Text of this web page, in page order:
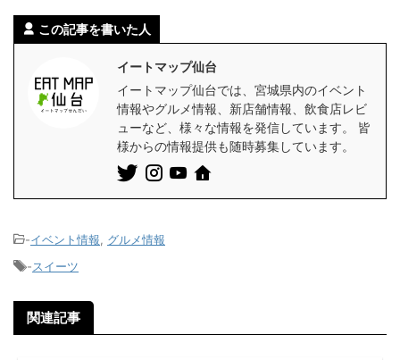
この記事を書いた人
イートマップ仙台
イートマップ仙台では、宮城県内のイベント
情報やグルメ情報、新店舗情報、飲食店レビ
ューなど、様々な情報を発信しています。 皆
様からの情報提供も随時募集しています。
-イベント情報
グルメ情報
-スイーツ
関連記事